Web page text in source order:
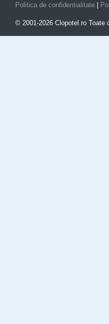
Politica de confidentialitate
© 2001-2026 Clopotel.ro Toate